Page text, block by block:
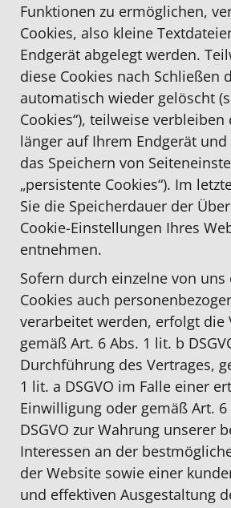
Funktionen zu ermöglichen,
Cookies, also kleine
Endgerät abgelegt werden.
diese Cookies nach Schließen
automatisch wieder gelöscht
Cookies“), teilweise verbleiben
länger auf Ihrem Endgerät
das Speichern von
„persistente Cookies“). Im
Sie die Speicherdauer der
Cookie-Einstellungen Ihres
entnehmen.
Sofern durch einzelne von uns
Cookies auch
verarbeitet werden, erfolgt die
gemäß Art. 6 Abs. 1 lit. b
Durchführung des Vertrages,
1 lit. a DSGVO im Falle einer
Einwilligung oder gemäß Art.
DSGVO zur Wahrung unserer
Interessen an der
der Website sowie einer
und effektiven Ausgestaltung